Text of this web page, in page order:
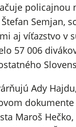
Semjan,
aj víťazstvo v
57 006
Ady
Maroš